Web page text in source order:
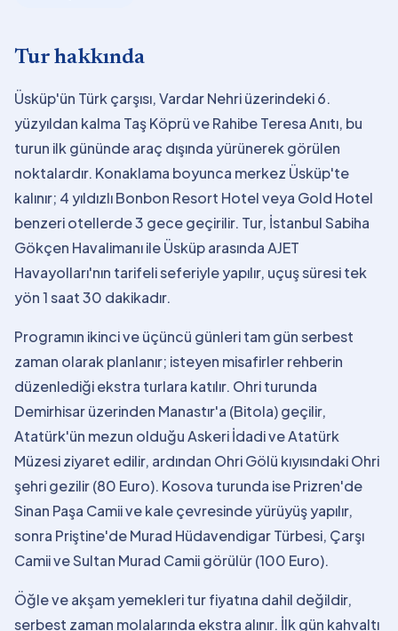
Tur hakkında
Üsküp'ün Türk çarşısı, Vardar Nehri üzerindeki 6.
yüzyıldan kalma Taş Köprü ve Rahibe Teresa Anıtı, bu
turun ilk gününde araç dışında yürünerek görülen
noktalardır. Konaklama boyunca merkez Üsküp'te
kalınır; 4 yıldızlı Bonbon Resort Hotel veya Gold Hotel
benzeri otellerde 3 gece geçirilir. Tur, İstanbul Sabiha
Gökçen Havalimanı ile Üsküp arasında AJET
Havayolları'nın tarifeli seferiyle yapılır, uçuş süresi tek
yön 1 saat 30 dakikadır.
Programın ikinci ve üçüncü günleri tam gün serbest
zaman olarak planlanır; isteyen misafirler rehberin
düzenlediği ekstra turlara katılır. Ohri turunda
Demirhisar üzerinden Manastır'a (Bitola) geçilir,
Atatürk'ün mezun olduğu Askeri İdadi ve Atatürk
Müzesi ziyaret edilir, ardından Ohri Gölü kıyısındaki Ohri
şehri gezilir (80 Euro). Kosova turunda ise Prizren'de
Sinan Paşa Camii ve kale çevresinde yürüyüş yapılır,
sonra Priştine'de Murad Hüdavendigar Türbesi, Çarşı
Camii ve Sultan Murad Camii görülür (100 Euro).
Öğle ve akşam yemekleri tur fiyatına dahil değildir,
serbest zaman molalarında ekstra alınır. İlk gün kahvaltı